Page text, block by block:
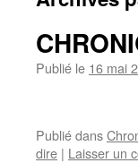
Publié le 16 mai
Publié dans
dire | Laisser un